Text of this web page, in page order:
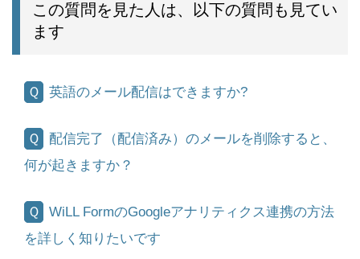
この質問を見た人は、以下の質問も見てい
ます
英語のメール配信はできますか?
配信完了（配信済み）のメールを削除すると、
何が起きますか？
WiLL FormのGoogleアナリティクス連携の方法
を詳しく知りたいです